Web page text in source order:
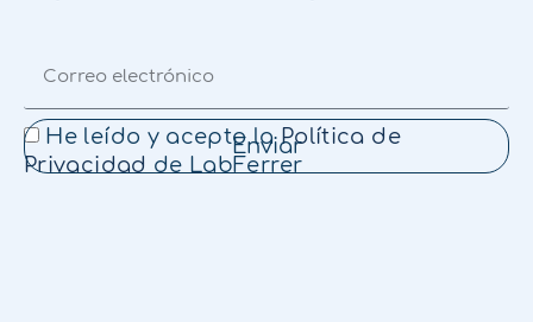
He leído y acepto la Política de
Privacidad de LabFerrer
Enviar